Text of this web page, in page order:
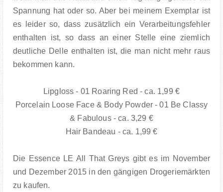
Spannung hat oder so. Aber bei meinem Exemplar ist
es leider so, dass zusätzlich ein Verarbeitungsfehler
enthalten ist, so dass an einer Stelle eine ziemlich
deutliche Delle enthalten ist, die man nicht mehr raus
bekommen kann.
Lipgloss - 01 Roaring Red - ca. 1,99 €
Porcelain Loose Face & Body Powder - 01 Be Classy
& Fabulous - ca. 3,29 €
Hair Bandeau - ca. 1,99 €
Die Essence LE All That Greys gibt es im November
und Dezember 2015 in den gängigen Drogeriemärkten
zu kaufen.